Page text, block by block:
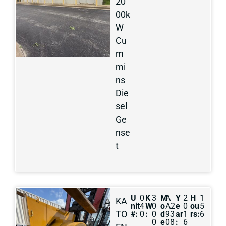
00k
W
Cu
m
mi
ns
Die
sel
Ge
nse
t
KA
TO
U
nit
#:
0
4
0
K
W
:
3
0
0
0
M
o
d
e
A
A2
93
08
Y
e
ar
:
2
0
1
6
H
ou
rs:
1
5
6